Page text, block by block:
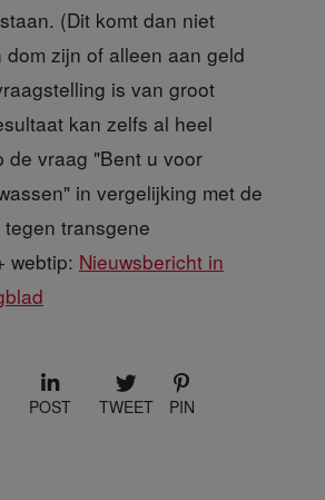
(Dit komt dan niet
dom zijn of alleen aan geld
is van groot
kan zelfs al heel
de vraag "Bent u voor
in vergelijking met de
transgene
webtip: Nieuwsbericht in
POST TWEET PIN